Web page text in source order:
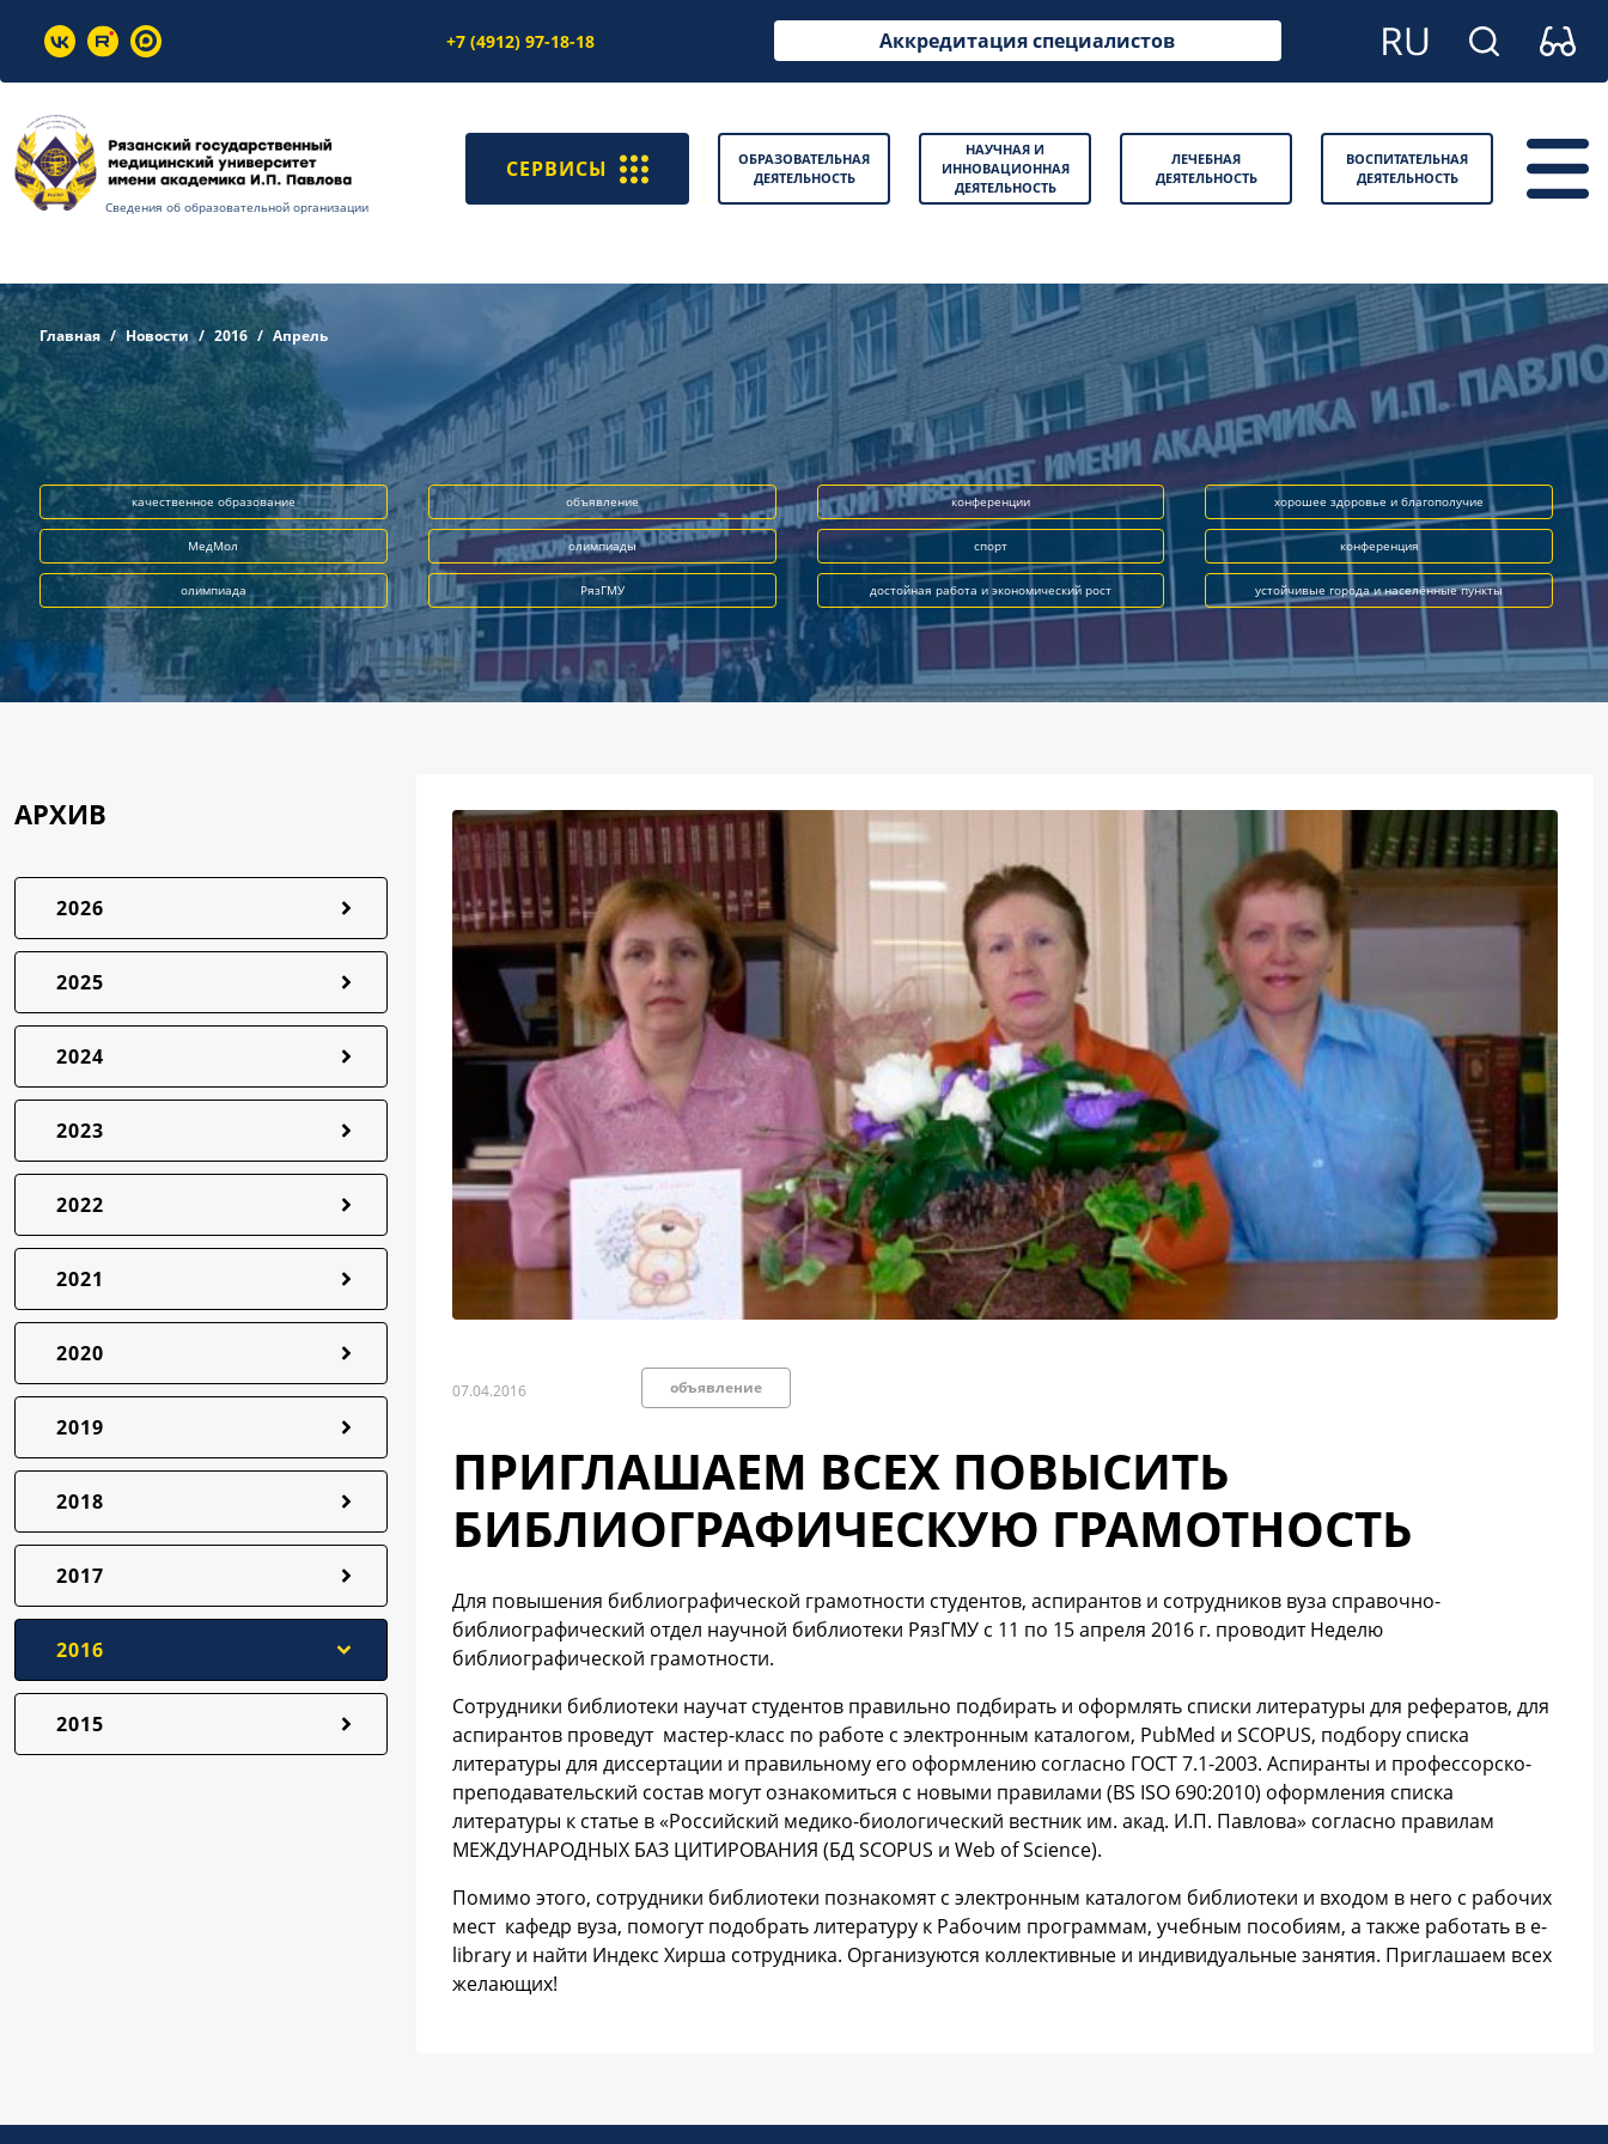
+7 (4912) 97-18-18 Аккредитация специалистов
Сведения об образовательной организации
СЕРВИСЫ
ОБРАЗОВАТЕЛЬНАЯ
ДЕЯТЕЛЬНОСТЬ
НАУЧНАЯ И
ИННОВАЦИОННАЯ
ДЕЯТЕЛЬНОСТЬ
ЛЕЧЕБНАЯ
ДЕЯТЕЛЬНОСТЬ
ВОСПИТАТЕЛЬНАЯ
ДЕЯТЕЛЬНОСТЬ
Главная Новости 2016 Апрель
качественное образование объявление конференции хорошее здоровье и благополучие
МедМол олимпиады спорт конференция
олимпиада РязГМУ достойная работа и экономический рост устойчивые города и населённые пункты
АРХИВ
2026
2025
2024
2023
2022
2021
2020
2019
2018
2017
2016
2015
07.04.2016 объявление
ПРИГЛАШАЕМ ВСЕХ ПОВЫСИТЬ
БИБЛИОГРАФИЧЕСКУЮ ГРАМОТНОСТЬ
Для повышения библиографической грамотности студентов, аспирантов и сотрудников вуза справочно-
библиографический отдел научной библиотеки РязГМУ с 11 по 15 апреля 2016 г. проводит Неделю
библиографической грамотности.
Сотрудники библиотеки научат студентов правильно подбирать и оформлять списки литературы для рефератов, для
аспирантов проведут мастер-класс по работе с электронным каталогом, PubMed и SCOPUS, подбору списка
литературы для диссертации и правильному его оформлению согласно ГОСТ 7.1-2003. Аспиранты и профессорско-
преподавательский состав могут ознакомиться с новыми правилами (BS ISO 690:2010) оформления списка
литературы к статье в «Российский медико-биологический вестник им. акад. И.П. Павлова» согласно правилам
МЕЖДУНАРОДНЫХ БАЗ ЦИТИРОВАНИЯ (БД SCOPUS и Web of Science).
Помимо этого, сотрудники библиотеки познакомят с электронным каталогом библиотеки и входом в него с рабочих
мест кафедр вуза, помогут подобрать литературу к Рабочим программам, учебным пособиям, а также работать в e-
library и найти Индекс Хирша сотрудника. Организуются коллективные и индивидуальные занятия. Приглашаем всех
желающих!